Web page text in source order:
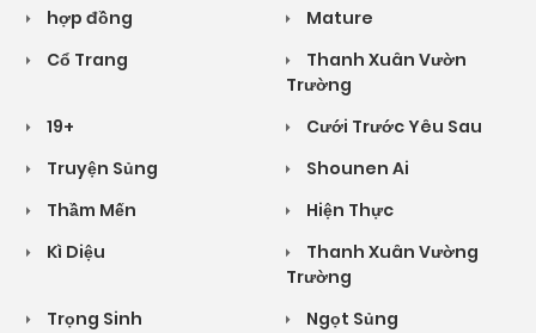
hợp đồng
Mature
Cổ Trang
Thanh Xuân Vườn
Trường
19+
Cưới Trước Yêu Sau
Truyện Sủng
Shounen Ai
Thầm Mến
Hiện Thực
Kì Diệu
Thanh Xuân Vường
Trường
Trọng Sinh
Ngọt Sủng